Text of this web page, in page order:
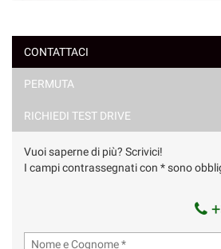
CONTATTACI
PERMUTA
RICHIEDI TEST DRIVE
Vuoi saperne di più? Scrivici!
I campi contrassegnati con * sono